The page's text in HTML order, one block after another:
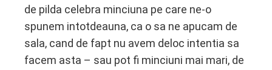
de pilda celebra minciuna pe care ne-o
spunem intotdeauna, ca o sa ne apucam de
sala, cand de fapt nu avem deloc intentia sa
facem asta – sau pot fi minciuni mai mari, de